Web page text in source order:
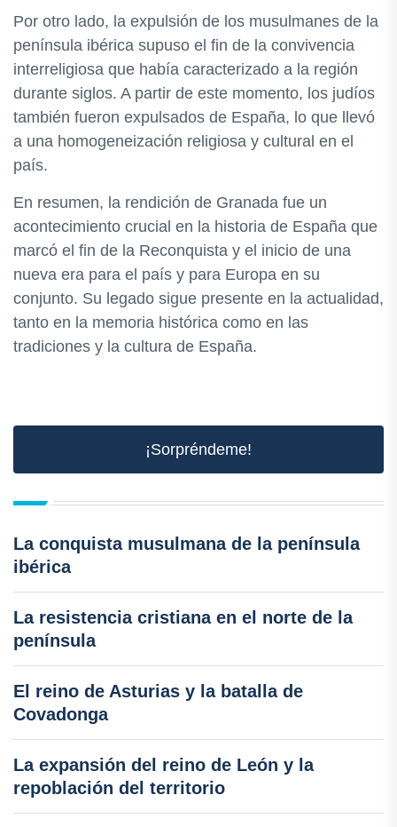
Por otro lado, la expulsión de los musulmanes de la
península ibérica supuso el fin de la convivencia
interreligiosa que había caracterizado a la región
durante siglos. A partir de este momento, los judíos
también fueron expulsados de España, lo que llevó
a una homogeneización religiosa y cultural en el
país.
En resumen, la rendición de Granada fue un
acontecimiento crucial en la historia de España que
marcó el fin de la Reconquista y el inicio de una
nueva era para el país y para Europa en su
conjunto. Su legado sigue presente en la actualidad,
tanto en la memoria histórica como en las
tradiciones y la cultura de España.
¡Sorpréndeme!
La conquista musulmana de la península
ibérica
La resistencia cristiana en el norte de la
península
El reino de Asturias y la batalla de
Covadonga
La expansión del reino de León y la
repoblación del territorio